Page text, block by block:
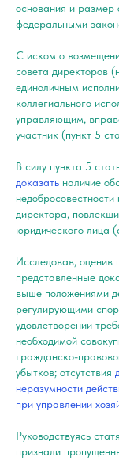
основания и размер
федеральными
С иском о
совета директоров
единоличным
коллегиального
управляющим,
участник (пункт 5
В силу пункта 5
доказать наличие
директора,
юридического лица
Исследовав, оценив
представленные
выше положениями
регулирующими
удовлетворении
необходимой
гражданско-
убытков; отсутствия
неразумности
при управлении
Руководствуясь
признали